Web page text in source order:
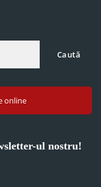
Caută
online
ul nostru!